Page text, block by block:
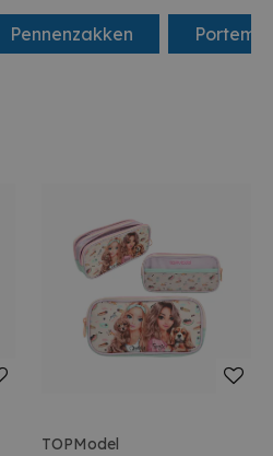
Pennenzakken
TOPModel